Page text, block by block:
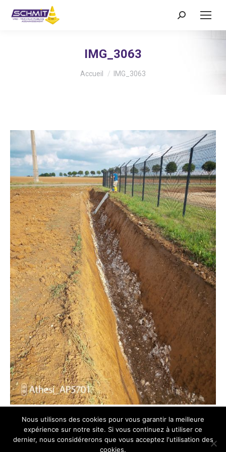
Recherche
IMG_3063
Vous êtes ici :
Accueil IMG_3063
Nous utilisons des cookies pour vous garantir la meilleure
expérience sur notre site. Si vous continuez à utiliser ce
dernier, nous considérerons que vous acceptez l'utilisation des
cookies.